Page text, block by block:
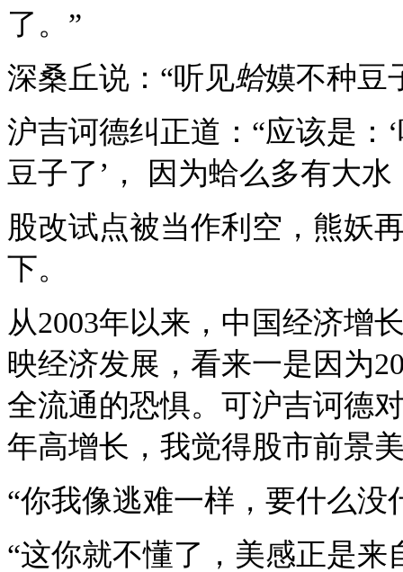
了。”
深桑丘说：“听见蛤嫫不种豆
沪吉诃德纠正道：“应该是：
豆子了’， 因为蛤么多有大
股改试点被当作利空，熊妖
下。
从2003年以来，中国经济增
映经济发展，看来一是因为
全流通的恐惧。可沪吉诃德
年高增长，我觉得股市前景
“你我像逃难一样，要什么没
“这你就不懂了，美感正是